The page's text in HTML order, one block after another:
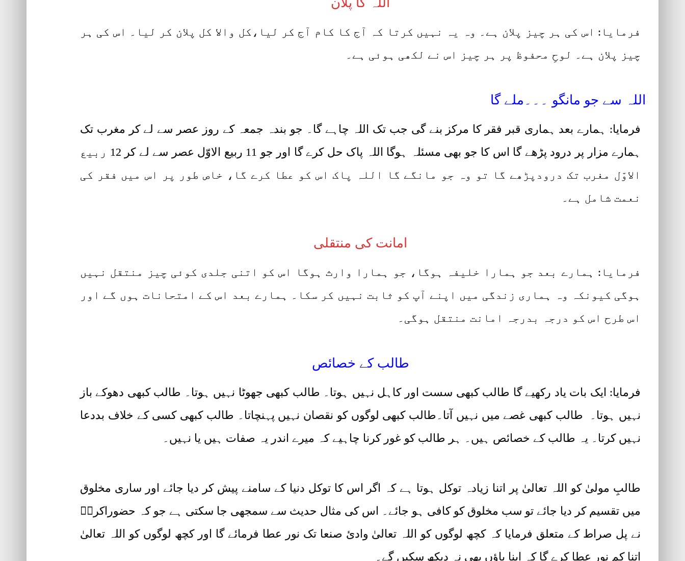
فرمایا: اس کی ہر چیز پلان ہے۔ وہ یہ نہیں کرتا کہ آج کا کام آج کر لیا،کل والا کل پلان کر لیا۔ اس کی ہر
چیز پلان ہے۔ لوحِ محفوظ پر ہر چیز اس نے لکھی ہوئی ہے۔
اللہ سے جو مانگو ۔۔۔ملے گا
فرمایا: ہمارے بعد ہماری قبر فقر کا مرکز بنے گی جب تک اللہ چاہے گا۔ جو بندہ جمعہ کے روز عصر سے لے کر مغرب تک
ہمارے مزار پر درود پڑھے گا اس کا جو بھی مسئلہ ہوگا اللہ پاک حل کرے گا اور جو 11 ربیع الاوّل عصر سے لے کر 12 ربیع
الاوّل مغرب تک درودپڑھے گا تو وہ جو مانگے گا اللہ پاک اس کو عطا کرے گا، خاص طور پر اس میں فقر کی
نعمت شامل ہے۔
امانت کی منتقلی
فرمایا: ہمارے بعد جو ہمارا خلیفہ ہوگا، جو ہمارا وارث ہوگا اس کو اتنی جلدی کوئی چیز منتقل نہیں
ہوگی کیونکہ وہ ہماری زندگی میں اپنے آپ کو ثابت نہیں کر سکا۔ ہمارے بعد اس کے امتحانات ہوں گے اور
اس طرح اس کو درجہ بدرجہ امانت منتقل ہوگی۔
طالب کے خصائص
فرمایا: ایک بات یاد رکھیے گا طالب کبھی سست اور کاہل نہیں ہوتا۔ طالب کبھی جھوٹا نہیں ہوتا۔ طالب کبھی دھوکے باز
نہیں ہوتا۔ طالب کبھی غصے میں نہیں آتا۔طالب کبھی لوگوں کو نقصان نہیں پہنچاتا۔ طالب کبھی کسی کے خلاف بددعا
نہیں کرتا۔ یہ طالب کے خصائص ہیں۔ ہر طالب کو غور کرنا چاہیے کہ میرے اندر یہ صفات ہیں یا نہیں۔
طالبِ مولیٰ کو اللہ تعالیٰ پر اتنا زیادہ توکل ہوتا ہے کہ اگر اس کا توکل دنیا کے سامنے پیش کر دیا جائے اور ساری مخلوق
میں تقسیم کر دیا جائے تو سب مخلوق کو کافی ہو جائے۔ اس کی مثال حدیث سے سمجھی جا سکتی ہے جو کہ حضوراکرمؐ
نے پل صراط کے متعلق فرمایا کہ کچھ لوگوں کو اللہ تعالیٰ وادیٔ صنعا تک نور عطا فرمائے گا اور کچھ لوگوں کو اللہ تعالیٰ
اتنا کم نور عطا کرے گا کہ اپنا پاؤں بھی نہ دیکھ سکیں گے۔